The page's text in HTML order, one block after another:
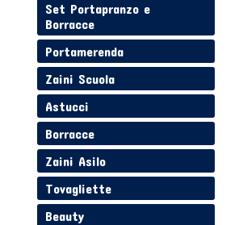
Set Portapranzo e
Borracce
Portamerenda
Zaini Scuola
Astucci
Borracce
Zaini Asilo
Tovagliette
Beauty